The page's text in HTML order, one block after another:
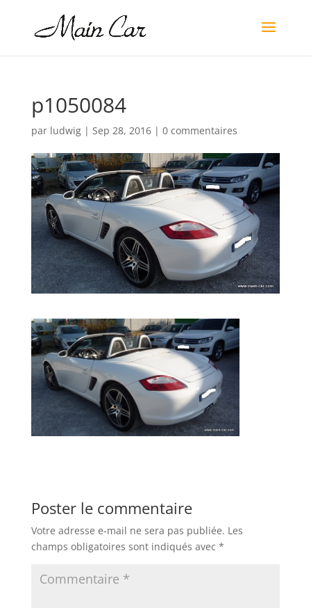
p1050084
par ludwig| Sep 28, 2016| 0 commentaires
Poster le commentaire
Votre adresse e-mail ne sera pas publiée. Les
champs obligatoires sont indiqués avec *